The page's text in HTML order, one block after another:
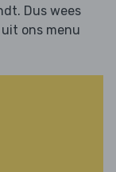
Dus wees
ons menu